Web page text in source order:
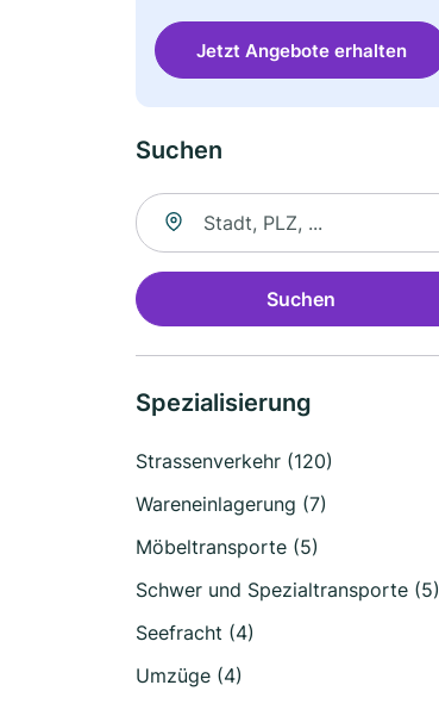
Jetzt Angebote erhalten
Suchen
Suche nach Ort
Suchen
Spezialisierung
Strassenverkehr (120)
Wareneinlagerung (7)
Möbeltransporte (5)
Schwer und Spezialtransporte (5)
Seefracht (4)
Umzüge (4)